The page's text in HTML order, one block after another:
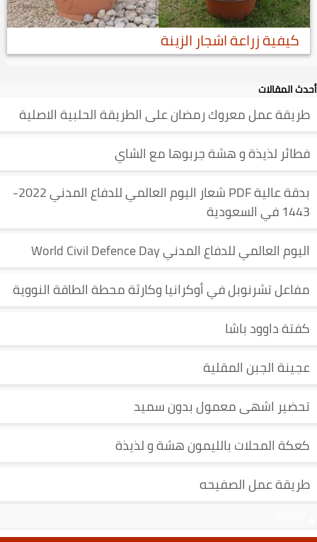
كيفية زراعة اشجار الزينة
أحدث المقالات
طريقة عمل معروك رمضان على الطريقة الحلبية الاصلية
فطائر لذيذة و هشة جربوها مع الشاي
بدقة عالية PDF شعار اليوم العالمي للدفاع المدني 2022-
1443 في السعودية
اليوم العالمي للدفاع المدني World Civil Defence Day
مفاعل تشرنوبل في أوكرانيا وكارثة محطة الطاقة النووية
كفتة داوود باشا
عجينة الجبن المقلية
تحضير اشهى معمول بدون سميد
كعكة المحلات بالليمون هشة و لذيذة
طريقة عمل الصفيحه